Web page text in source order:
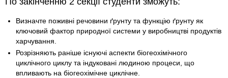
Визначте поживні речовини ґрунту та функцію ґрунту як
ключовий фактор природної системи у виробництві продуктів
харчування.
Розрізняють раніше існуючі аспекти біогеохімічного
циклічного циклу та індуковані людиною процеси, що
впливають на біогеохімічне циклічне.